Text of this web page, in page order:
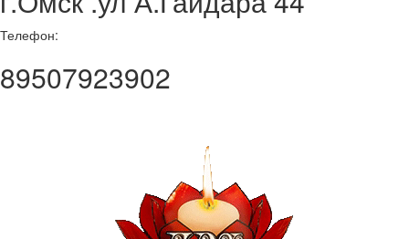
Телефон:
89507923902